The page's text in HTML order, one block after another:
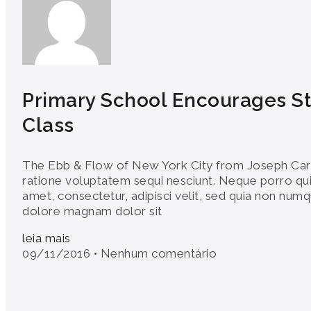
Primary School Encourages
Class
The Ebb & Flow of New York City from Joseph
ratione voluptatem sequi nesciunt. Neque porro
amet, consectetur, adipisci velit, sed quia non
dolore magnam dolor sit
leia mais
09/11/2016
Nenhum comentário